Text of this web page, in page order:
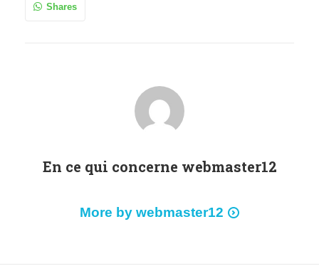
Shares
En ce qui concerne webmaster12
More by webmaster12